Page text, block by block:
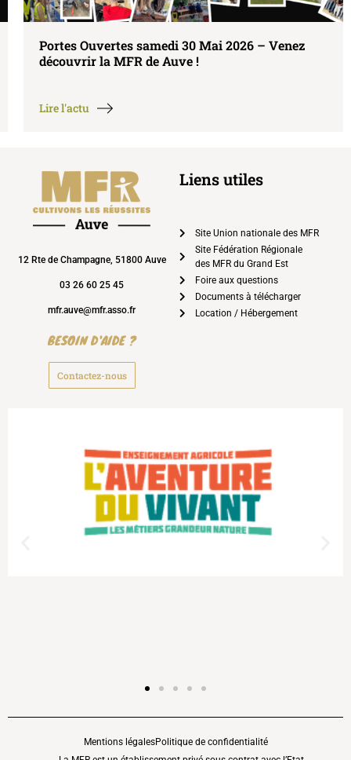
Portes Ouvertes samedi 30 Mai 2026 – Venez
découvrir la MFR de Auve !
Lire l'actu
12 Rte de Champagne, 51800 Auve
03 26 60 25 45
mfr.auve@mfr.asso.fr
BESOIN D'AIDE ?
Contactez-nous
Liens utiles
Site Union nationale des MFR
Site Fédération Régionale
des MFR du Grand Est
Foire aux questions
Documents à télécharger
Location / Hébergement
Mentions légalesPolitique de confidentialité